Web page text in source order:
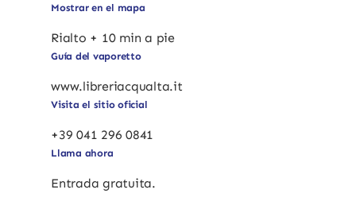
Mostrar en el mapa
Rialto + 10 min a pie
Guía del vaporetto
www.libreriacqualta.it
Visita el sitio oficial
+39 041 296 0841
Llama ahora
Entrada gratuita.